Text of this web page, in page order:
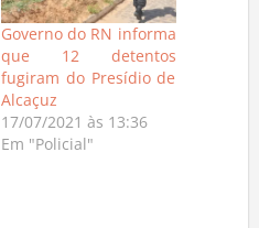
Governo do RN informa
que 12 detentos
fugiram do Presídio de
Alcaçuz
17/07/2021 às 13:36
Em "Policial"